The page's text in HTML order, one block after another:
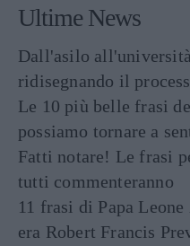
Ultime News
Dall'asilo
ridisegnando il
Le 10 più belle frasi
possiamo tornare a
Fatti notare! Le frasi
tutti commenteranno
11 frasi di Papa
era Robert Francis